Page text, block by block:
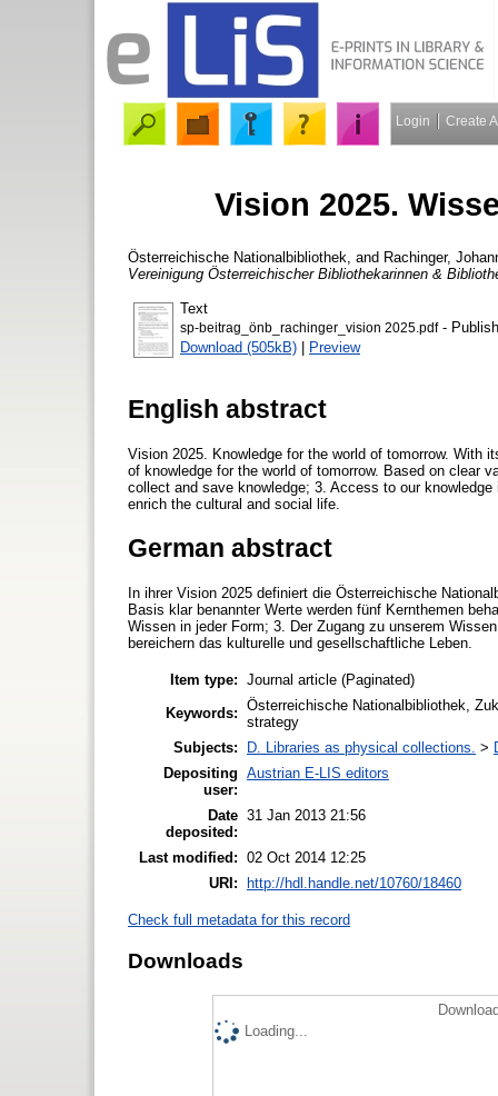
Login Create
Vision 2025.
Österreichische Nationalbibliothek, and Rachinger,
Vereinigung Österreichischer Bibliothekarinnen &
Text
sp-beitrag_önb_rachinger_vision 2025.pdf-
Download (505kB) | Preview
English abstract
Vision 2025. Knowledge for the world of tomorrow. With
of knowledge for the world of tomorrow. Based on clear
collect and save knowledge; 3. Access to our
enrich the cultural and social life.
German abstract
In ihrer Vision 2025 definiert die Österreichische
Basis klar benannter Werte werden fünf Kernthemen
Wissen in jeder Form; 3. Der Zugang zu unserem
bereichern das kulturelle und gesellschaftliche Leben.
Item type: Journal article (Paginated)
Keywords: Österreichische Nationalbibliothek,
strategy
Subjects:
D. Libraries as physical collections. >
Depositing
user:
Austrian E-LIS editors
Date
deposited:
31 Jan 2013 21:56
Last modified: 02 Oct 2014 12:25
URI:
http://hdl.handle.net/10760/18460
Check full metadata for this record
Downloads
Loading...